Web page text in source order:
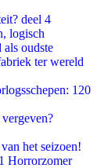
deel 4
logisch
oudste
ter wereld
120
het seizoen!
Horrorzomer